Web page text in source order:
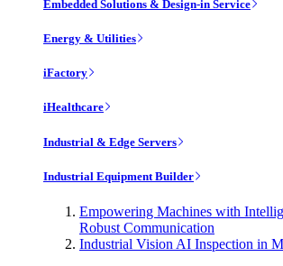
Embedded Solutions & Design-in Service
Energy & Utilities
iFactory
iHealthcare
Industrial & Edge Servers
Industrial Equipment Builder
Empowering Machines with
Robust Communication
Industrial Vision AI Inspection in